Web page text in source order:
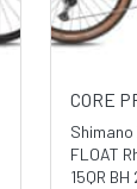
CORE
Shimano
FLOAT
15QR BH